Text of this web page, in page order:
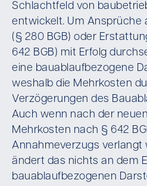
Schlachtfeld von
entwickelt. Um Ansprüche
(§ 280 BGB) oder
642 BGB) mit Erfolg
eine bauablaufbezogene
weshalb die Mehrkosten
Verzögerungen des
Auch wenn nach der neuen
Mehrkosten nach § 642
Annahmeverzugs verlangt
ändert das nichts an dem
bauablaufbezogenen